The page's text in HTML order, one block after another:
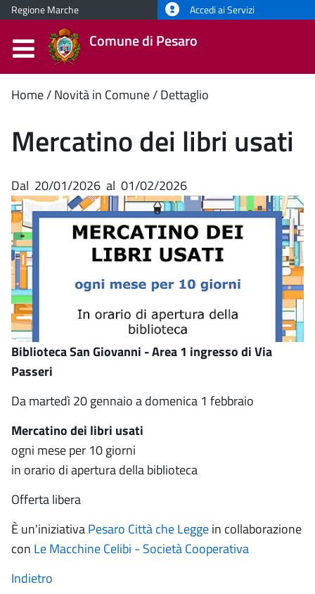
Regione Marche Accedi ai Servizi
Comune di Pesaro
Contenuto
principale
Home Novità in Comune Dettaglio
Mercatino dei libri usati
Dal 20/01/2026 al 01/02/2026
Biblioteca San Giovanni - Area 1 ingresso di Via
Passeri
Da martedì 20 gennaio a domenica 1 febbraio
Mercatino dei libri usati
ogni mese per 10 giorni
in orario di apertura della biblioteca
Offerta libera
È un'iniziativaPesaro Città che Leggein collaborazione
con Le Macchine Celibi - Società Cooperativa
Indietro